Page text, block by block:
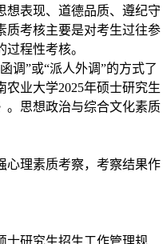
想表现、道德品质、遵纪守
质考核主要是对考生过往参
程性考核。
”或“派人外调”的方式了
业大学2025年硕士研究生
。思想政治与综合文化素质
理素质考察，考察结果作